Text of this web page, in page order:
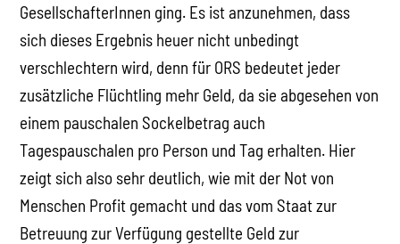
GesellschafterInnen ging. Es ist anzunehmen, dass
sich dieses Ergebnis heuer nicht unbedingt
verschlechtern wird, denn für ORS bedeutet jeder
zusätzliche Flüchtling mehr Geld, da sie abgesehen von
einem pauschalen Sockelbetrag auch
Tagespauschalen pro Person und Tag erhalten. Hier
zeigt sich also sehr deutlich, wie mit der Not von
Menschen Profit gemacht und das vom Staat zur
Betreuung zur Verfügung gestellte Geld zur